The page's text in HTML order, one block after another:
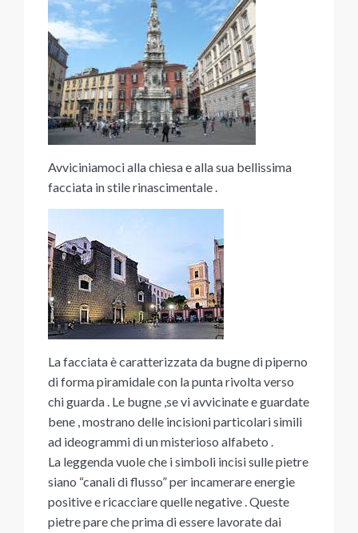
Avviciniamoci alla chiesa e alla sua bellissima
facciata in stile rinascimentale .
La facciata è caratterizzata da bugne di piperno
di forma piramidale con la punta rivolta verso
chi guarda . Le bugne ,se vi avvicinate e guardate
bene , mostrano delle incisioni particolari simili
ad ideogrammi di un misterioso alfabeto .
La leggenda vuole che i simboli incisi sulle pietre
siano “canali di flusso” per incamerare energie
positive e ricacciare quelle negative . Queste
pietre pare che prima di essere lavorate dai